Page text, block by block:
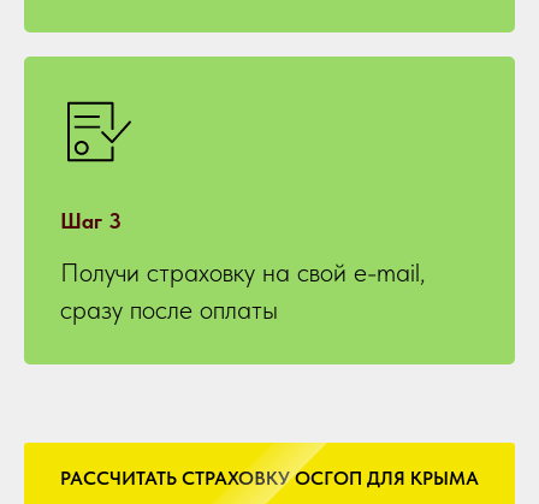
Шаг 3
Получи страховку на свой e-mail,
сразу после оплаты
РАССЧИТАТЬ СТРАХОВКУ ОСГОП ДЛЯ КРЫМА